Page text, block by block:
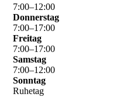
7:00–12:00
Donnerstag
7:00–17:00
Freitag
7:00–17:00
Samstag
7:00–12:00
Sonntag
Ruhetag